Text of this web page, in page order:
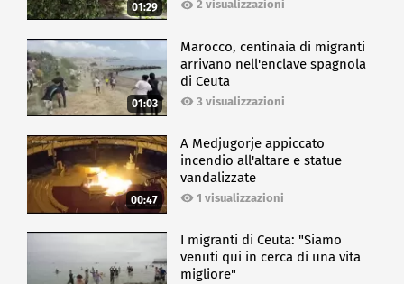
01:29 2 visualizzazioni
01:03
Marocco, centinaia di migranti
arrivano nell'enclave spagnola
di Ceuta
3 visualizzazioni
00:47
A Medjugorje appiccato
incendio all'altare e statue
vandalizzate
1 visualizzazioni
I migranti di Ceuta: "Siamo
venuti qui in cerca di una vita
migliore"